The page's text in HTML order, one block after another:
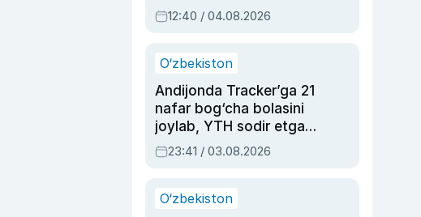
intellektni boshqara
olmay qolishidan xavotir
12:40 / 04.08.2026
O‘zbekiston
Andijonda Tracker’ga 21
nafar bog‘cha bolasini
joylab, YTH sodir etgan
ayolga sud hukmi o‘qildi
23:41 / 03.08.2026
O‘zbekiston